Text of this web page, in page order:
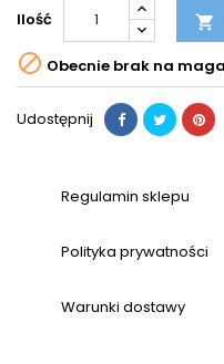
Ilość 
 Obecnie brak na
Udostępnij
Regulamin sklepu
Polityka prywatności
Warunki dostawy